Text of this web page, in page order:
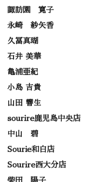
諏訪園 寛子
永崎 紗矢香
久冨真瑚
石井 美華
亀浦亜紀
小島 吉貴
山田 響生
sourire鹿児島中央店
中山 碧
Sourie和白店
Sourire西大分店